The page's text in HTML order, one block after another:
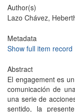
Author(s)
Lazo Chávez,
Metadata
Show full item record
Abstract
El engagement es
comunicación de
una serie de
sentido, la